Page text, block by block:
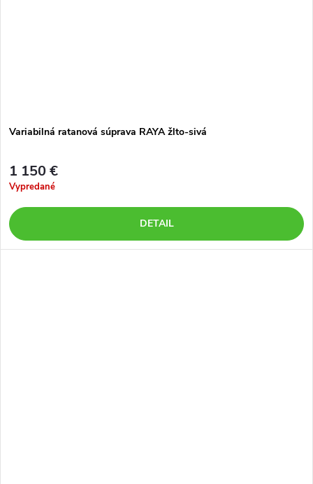
Variabilná ratanová súprava RAYA žlto-sivá
1 150 €
Vypredané
DETAIL